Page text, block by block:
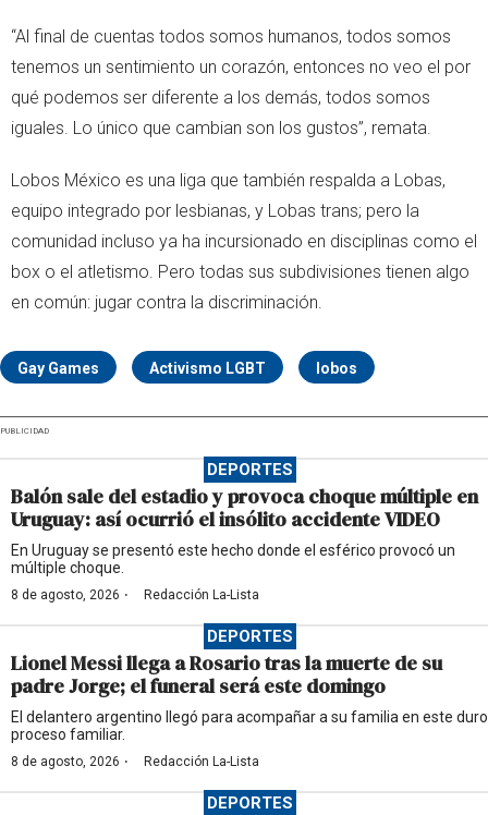
“Al final de cuentas todos somos humanos, todos somos
tenemos un sentimiento un corazón, entonces no veo el por
qué podemos ser diferente a los demás, todos somos
iguales. Lo único que cambian son los gustos”, remata.
Lobos México es una liga que también respalda a Lobas,
equipo integrado por lesbianas, y Lobas trans; pero la
comunidad incluso ya ha incursionado en disciplinas como el
box o el atletismo. Pero todas sus subdivisiones tienen algo
en común: jugar contra la discriminación.
Gay Games Activismo LGBT lobos
PUBLICIDAD
DEPORTES
Balón sale del estadio y provoca choque múltiple en
Uruguay: así ocurrió el insólito accidente VIDEO
En Uruguay se presentó este hecho donde el esférico provocó un
múltiple choque.
8 de agosto, 2026 · Redacción La-Lista
DEPORTES
Lionel Messi llega a Rosario tras la muerte de su
padre Jorge; el funeral será este domingo
El delantero argentino llegó para acompañar a su familia en este duro
proceso familiar.
8 de agosto, 2026 · Redacción La-Lista
DEPORTES